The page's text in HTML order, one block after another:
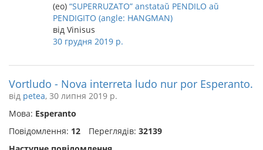
(eo) “SUPERRUZATO” anstataŭ PENDILO aŭ
PENDIGITO (angle: HANGMAN)
від Vinisus
30 грудня 2019 р.
Vortludo - Nova interreta ludo nur por Esperanto.
від petea, 30 липня 2019 р.
Мова: Esperanto
Повідомлення: 12 Переглядів: 32139